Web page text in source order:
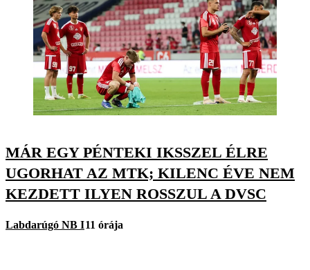
MÁR EGY PÉNTEKI IKSSZEL ÉLRE
UGORHAT AZ MTK; KILENC ÉVE NEM
KEZDETT ILYEN ROSSZUL A DVSC
Labdarúgó NB I11 órája